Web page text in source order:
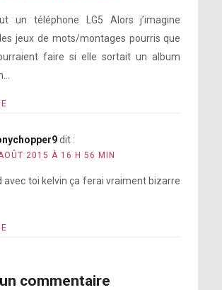
un téléphone LG5 Alors j’imagine
jeux de mots/montages pourris que
faire si elle sortait un album
dit :
2015 À 16 H 56 MIN
avec toi kelvin ça ferai vraiment bizarre
commentaire